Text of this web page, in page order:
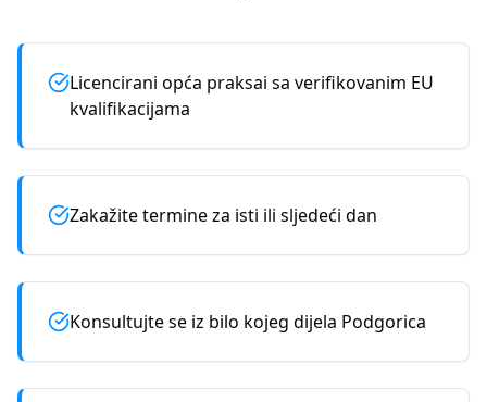
Licencirani opća praksai sa verifikovanim EU
kvalifikacijama
Zakažite termine za isti ili sljedeći dan
Konsultujte se iz bilo kojeg dijela Podgorica